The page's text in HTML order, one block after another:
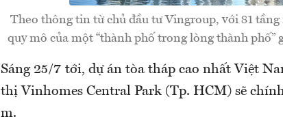
Theo thông tin từ chủ đầu tư Vingroup, với 81
quy mô của một “thành phố trong lòng thành phố”
Sáng 25/7 tới, dự án tòa tháp cao nhất Việt
thị Vinhomes Central Park (Tp. HCM) sẽ
m.